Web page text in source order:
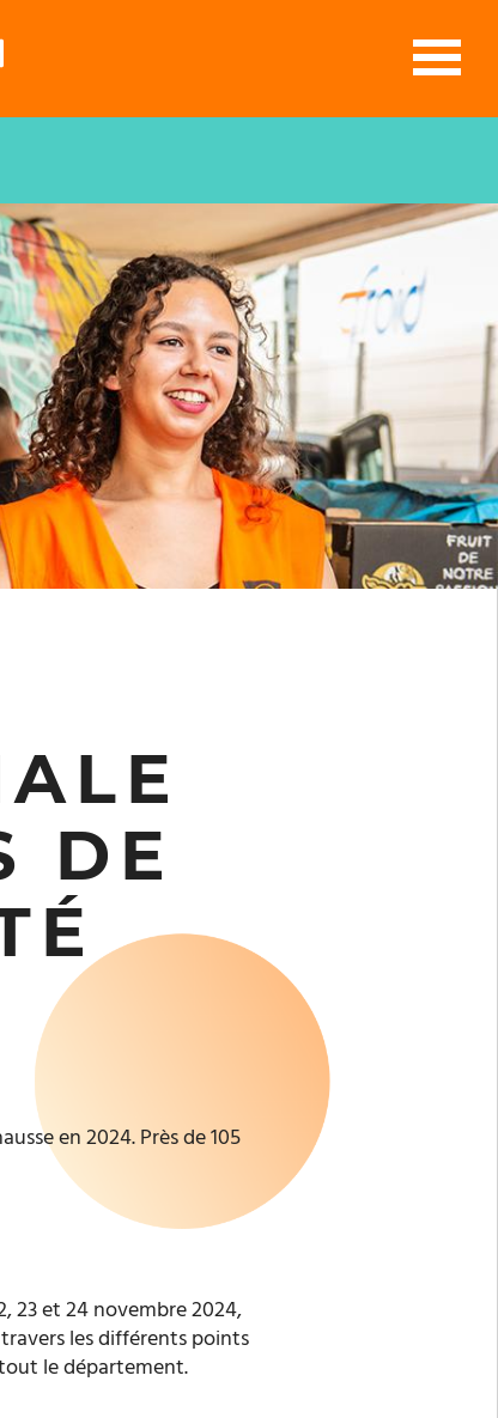
30 NOVEMBRE 2025, CLIQUEZ ICI :
DE
en 2024. Près de 105
23 et 24 novembre 2024,
les différents points
le département.